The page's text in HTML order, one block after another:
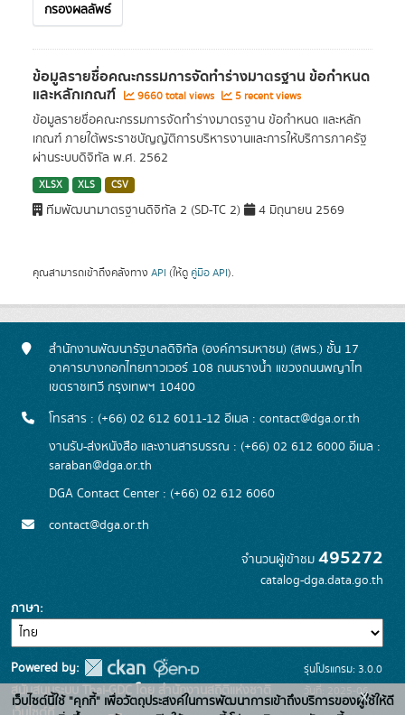
กรองผลลัพธ์
ข้อมูลรายชื่อคณะกรรมการจัดทำร่างมาตรฐาน ข้อกำหนด
และหลักเกณฑ์ 9660 total views 5 recent views
ข้อมูลรายชื่อคณะกรรมการจัดทำร่างมาตรฐาน ข้อกำหนด และหลัก
เกณฑ์ ภายใต้พระราชบัญญัติการบริหารงานและการให้บริการภาครัฐ
ผ่านระบบดิจิทัล พ.ศ. 2562
XLSX XLS CSV
ทีมพัฒนามาตรฐานดิจิทัล 2 (SD-TC 2) 4 มิถุนายน 2569
คุณสามารถเข้าถึงคลังทาง API (ให้ดู คู่มือ API).
สำนักงานพัฒนารัฐบาลดิจิทัล (องค์การมหาชน) (สพร.) ชั้น 17
อาคารบางกอกไทยทาวเวอร์ 108 ถนนรางน้ำ แขวงถนนพญาไท
เขตราชเทวี กรุงเทพฯ 10400
โทรสาร : (+66) 02 612 6011-12 อีเมล : contact@dga.or.th
งานรับ-ส่งหนังสือ และงานสารบรรณ : (+66) 02 612 6000 อีเมล :
saraban@dga.or.th
DGA Contact Center : (+66) 02 612 6060
contact@dga.or.th
จำนวนผู้เข้าชม 495272
catalog-dga.data.go.th
ภาษา
Powered by:
สนับสนุนระบบ Thai-GDC โดย สำนักงานสถิติแห่งชาติ
รุ่นโปรแกรม: 3.0.0
วันที่: 2025-06-
เว็บไซต์นี้ใช้ "คุกกี้" เพื่อวัตถุประสงค์ในการพัฒนาการเข้าถึงบริการของผู้ใช้ให้ดี
x